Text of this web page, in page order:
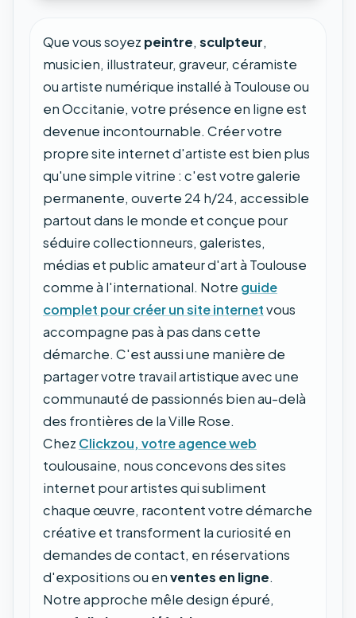
Que vous soyez peintre, sculpteur,
musicien, illustrateur, graveur, céramiste
ou artiste numérique installé à Toulouse ou
en Occitanie, votre présence en ligne est
devenue incontournable. Créer votre
propre site internet d'artiste est bien plus
qu'une simple vitrine : c'est votre galerie
permanente, ouverte 24 h/24, accessible
partout dans le monde et conçue pour
séduire collectionneurs, galeristes,
médias et public amateur d'art à Toulouse
comme à l'international. Notre guide
complet pour créer un site internetvous
accompagne pas à pas dans cette
démarche. C'est aussi une manière de
partager votre travail artistique avec une
communauté de passionnés bien au-delà
des frontières de la Ville Rose.
Chez Clickzou, votre agence web
toulousaine, nous concevons des sites
internet pour artistes qui subliment
chaque œuvre, racontent votre démarche
créative et transforment la curiosité en
demandes de contact, en réservations
d'expositions ou enventes en ligne.
Notre approche mêle design épuré,